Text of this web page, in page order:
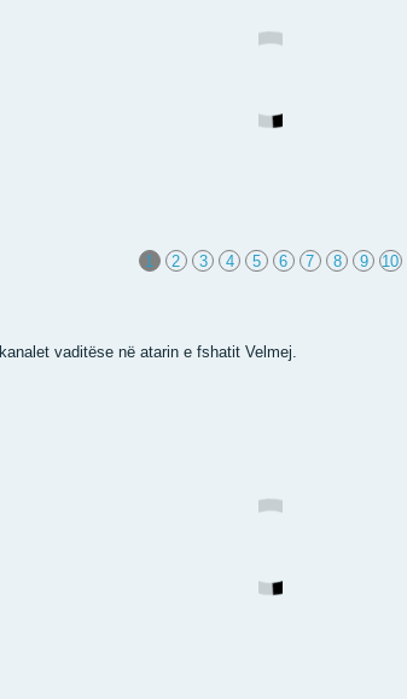
1 2 3 4 5 6 7 8 9 10
vaditëse në atarin e fshatit Velmej.